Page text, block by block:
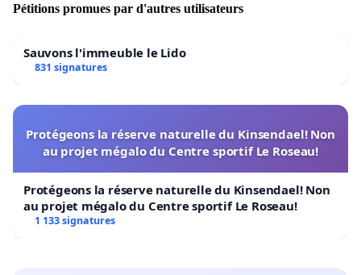
Pétitions promues par d'autres utilisateurs
Sauvons l'immeuble le Lido
831 signatures
Protégeons la réserve naturelle du Kinsendael! Non
au projet mégalo du Centre sportif Le Roseau!
Protégeons la réserve naturelle du Kinsendael! Non
au projet mégalo du Centre sportif Le Roseau!
1 133 signatures